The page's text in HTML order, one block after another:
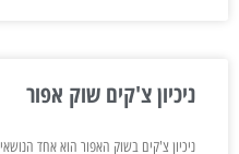
ניכיון צ'קים שוק אפור
ניכיון צ'קים בשוק האפור הוא אחד